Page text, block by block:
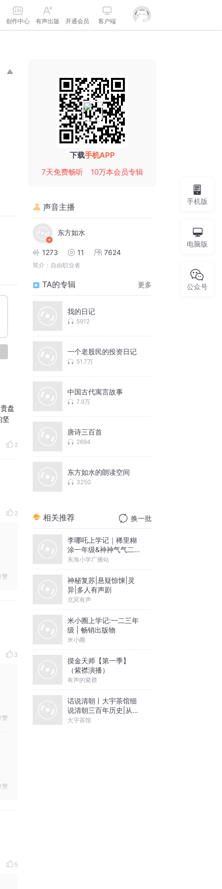
创作中心 有声出版 开通会员 客户端
盘
坚
2
2
赞
3
赞
赞
5
下载手机APP
7天免费畅听
10万本会员专辑
声音主播
东方如水
1273 11 7624
简介： 自由职业者
TA的专辑 更多
我的日记
5912
一个老股民的投资日记
51.7万
中国古代寓言故事
7.9万
唐诗三百首
2694
东方如水的朗读空间
3250
相关推荐 换一批
李哪吒上学记｜稀里糊
涂一年级&神神气气二年
级
东海小学广播站
神秘复苏|悬疑惊悚|灵
异|多人有声剧
北冥有声
米小圈上学记:一二三年
级 | 畅销出版物
米小圈
摸金天师【第一季】
（紫襟演播）
有声的紫襟
话说清朝丨大宇茶馆细
说清朝三百年历史|从努
尔哈赤到末代皇帝溥仪|
大宇茶馆
手机版
电脑版
公众号